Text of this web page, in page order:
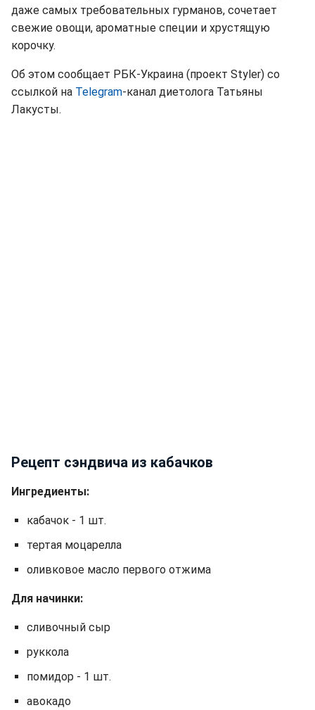
даже самых требовательных гурманов, сочетает
свежие овощи, ароматные специи и хрустящую
корочку.
Об этом сообщает РБК-Украина (проект Styler) со
ссылкой на Telegram-канал диетолога Татьяны
Лакусты.
Рецепт сэндвича из кабачков
Ингредиенты:
кабачок - 1 шт.
тертая моцарелла
оливковое масло первого отжима
Для начинки:
сливочный сыр
руккола
помидор - 1 шт.
авокадо